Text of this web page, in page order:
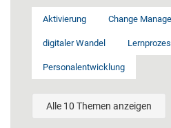
Aktivierung Change
digitaler Wandel
Personalentwicklung
Alle 10 Themen anzeigen